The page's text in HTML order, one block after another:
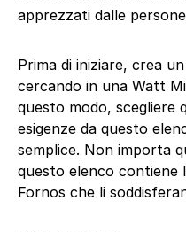
apprezzati dalle
Prima di iniziare, crea
cercando in una Watt
questo modo, scegliere
esigenze da questo
semplice. Non importa
questo elenco contiene
Fornos che li